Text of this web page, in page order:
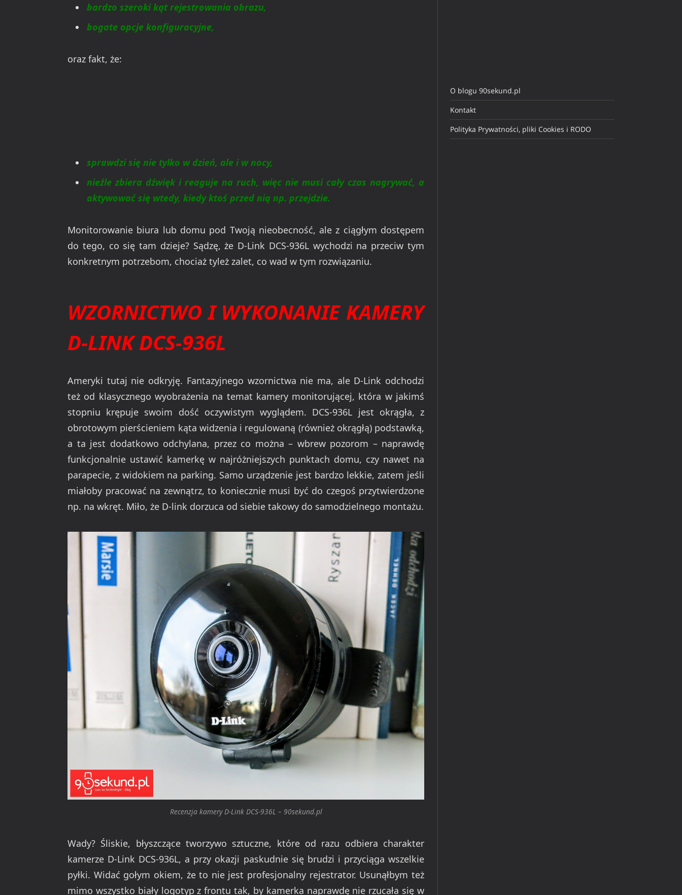
bardzo szeroki kąt rejestrowania obrazu,
bogate opcje konfiguracyjne,
oraz fakt, że:
sprawdzi się nie tylko w dzień, ale i w nocy,
nieźle zbiera dźwięk i reaguje na ruch, więc nie musi cały czas nagrywać, a
aktywować się wtedy, kiedy ktoś przed nią np. przejdzie.
Monitorowanie biura lub domu pod Twoją nieobecność, ale z ciągłym dostępem
do tego, co się tam dzieje? Sądzę, że D-Link DCS-936L wychodzi na przeciw tym
konkretnym potrzebom, chociaż tyleż zalet, co wad w tym rozwiązaniu.
WZORNICTWO I WYKONANIE KAMERY
D-LINK DCS-936L
Ameryki tutaj nie odkryję. Fantazyjnego wzornictwa nie ma, ale D-Link odchodzi
też od klasycznego wyobrażenia na temat kamery monitorującej, która w jakimś
stopniu krępuje swoim dość oczywistym wyglądem. DCS-936L jest okrągła, z
obrotowym pierścieniem kąta widzenia i regulowaną (również okrągłą) podstawką,
a ta jest dodatkowo odchylana, przez co można – wbrew pozorom – naprawdę
funkcjonalnie ustawić kamerkę w najróżniejszych punktach domu, czy nawet na
parapecie, z widokiem na parking. Samo urządzenie jest bardzo lekkie, zatem jeśli
miałoby pracować na zewnątrz, to koniecznie musi być do czegoś przytwierdzone
np. na wkręt. Miło, że D-link dorzuca od siebie takowy do samodzielnego montażu.
Recenzja kamery D-Link DCS-936L – 90sekund.pl
Wady? Śliskie, błyszczące tworzywo sztuczne, które od razu odbiera charakter
kamerze D-Link DCS-936L, a przy okazji paskudnie się brudzi i przyciąga wszelkie
pyłki. Widać gołym okiem, że to nie jest profesjonalny rejestrator. Usunąłbym też
mimo wszystko biały logotyp z frontu tak, by kamerka naprawdę nie rzucała się w
O blogu 90sekund.pl
Kontakt
Polityka Prywatności, pliki Cookies i RODO